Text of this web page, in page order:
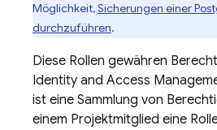
Möglichkeit,Sicherungen einer
durchzuführen.
Diese Rollen gewähren
Identity and Access
ist eine Sammlung von
einem Projektmitglied eine